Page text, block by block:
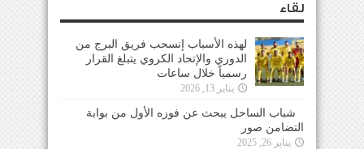
لقاء
لهذه الأسباب إنسحب فريق البرج من
الدوري والإتحاد الكروي يتبلغ القرار
رسمياً خلال ساعات
يناير 13, 2026
شباب الساحل يبحث عن فوزه الأول من بوابة
التضامن صور
يناير 26, 2025